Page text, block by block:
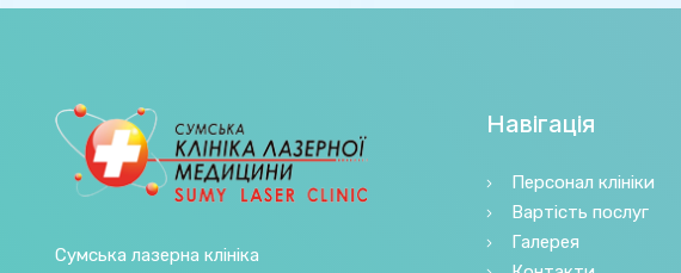
Сумська лазерна клініка
Навігація
Персонал клініки
Вартість послуг
Галерея